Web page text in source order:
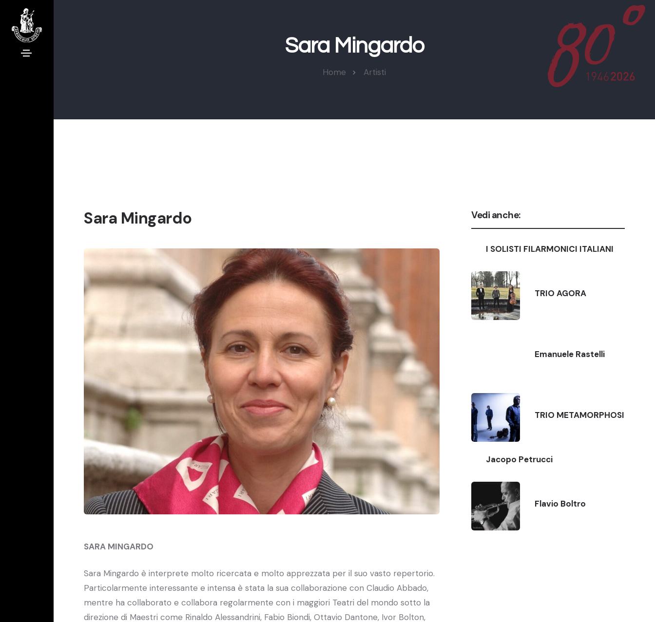
Sara Mingardo
Home Artisti
Sara Mingardo
SARA MINGARDO
Sara Mingardo è interprete molto ricercata e molto apprezzata per il suo vasto repertorio.
Particolarmente interessante e intensa è stata la sua collaborazione con Claudio Abbado,
mentre ha collaborato e collabora regolarmente con i maggiori Teatri del mondo sotto la
direzione di Maestri come Rinaldo Alessandrini, Fabio Biondi, Ottavio Dantone, Ivor Bolton,
Vedi anche:
I SOLISTI FILARMONICI ITALIANI
TRIO AGORA
Emanuele Rastelli
TRIO METAMORPHOSI
Jacopo Petrucci
Flavio Boltro